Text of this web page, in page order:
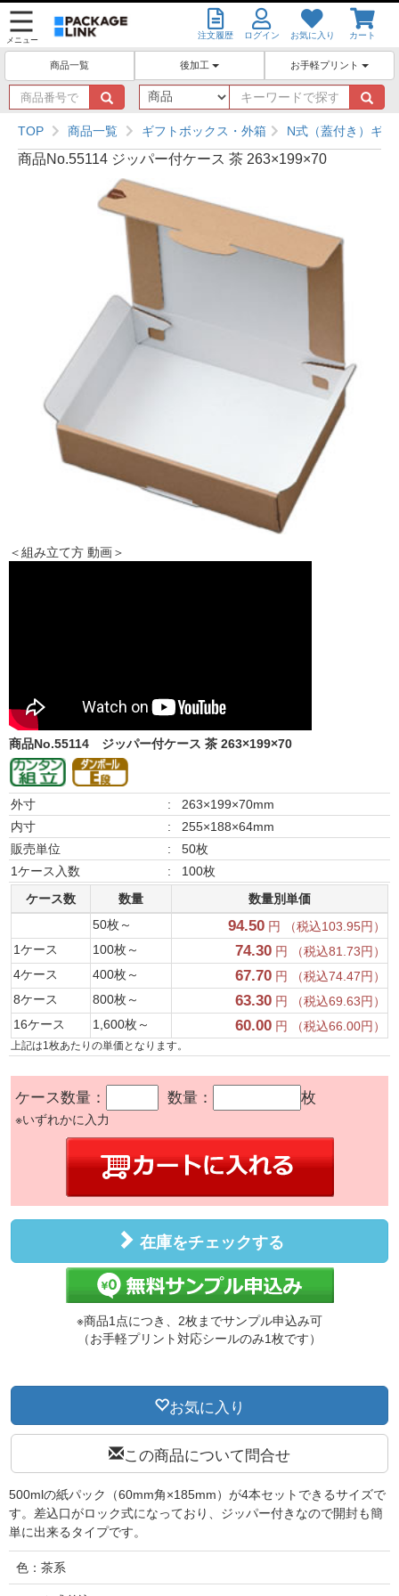
メニュー 注文履歴 ログイン お気に入り カート
商品一覧 後加工 お手軽プリント
商
品
番
号
で
キ
ー
ワ
ー
ド
TOP 商品一覧 ギフトボックス・外箱 N式（蓋付き）ギ
商品No.55114 ジッパー付ケース 茶 263×199×70
＜組み立て方 動画＞
商品No.55114 ジッパー付ケース 茶 263×199×70
外寸 :
263×199×70mm
内寸
:
255×188×64mm
販売単位
:
50枚
1ケース入数
:
100枚
ケース数
数量
数量別単価
50枚～
94.50 円 （税込103.95円）
1ケース
100枚～ 74.30 円 （税込81.73円）
4ケース
400枚～ 67.70 円 （税込74.47円）
8ケース
800枚～ 63.30 円 （税込69.63円）
16ケース
1,600枚～ 60.00 円 （税込66.00円）
上記は1枚あたりの単価となります。
ケース数量： 数量： 枚
※いずれかに入力
在庫をチェックする
※商品1点につき、2枚までサンプル申込み可
（お手軽プリント対応シールのみ1枚です）
お気に入り
この商品について問合せ
500mlの紙パック（60mm角×185mm）が4本セットできるサイズで
す。差込口がロック式になっており、ジッパー付きなので開封も簡
単に出来るタイプです。
色：茶系